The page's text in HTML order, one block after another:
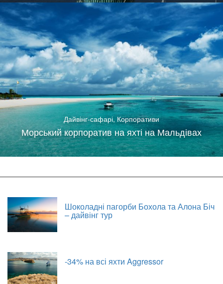
Дайвінг-сафарі, Корпоративи
Морський корпоратив на яхті на Мальдівах
Шоколадні пагорби Бохола та Алона Біч
– дайвінг тур
-34% на всі яхти Aggressor